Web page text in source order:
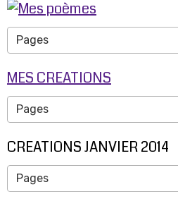
MES CREATIONS
CREATIONS JANVIER 2014